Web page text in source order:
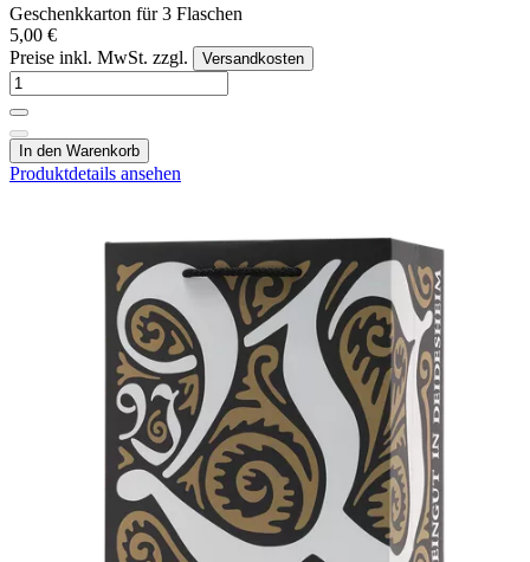
Geschenkkarton für 3 Flaschen
5,00 €
Preise inkl. MwSt. zzgl.
Versandkosten
In den Warenkorb
Produktdetails ansehen